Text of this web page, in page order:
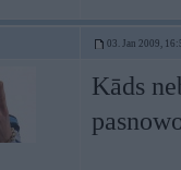
03. Jan 2009,
Kāds